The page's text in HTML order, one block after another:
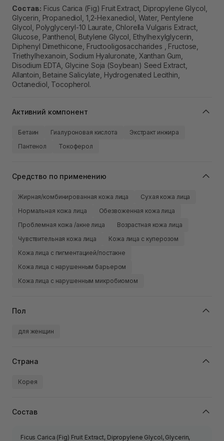
Состав: Ficus Carica (Fig) Fruit Extract, Dipropylene Glycol,
Glycerin, Propanediol, 1,2-Hexanediol, Water, Pentylene
Glycol, Polyglyceryl-10 Laurate, Chlorella Vulgaris Extract,
Glucose, Panthenol, Butylene Glycol, Ethylhexylglycerin,
Diphenyl Dimethicone, Fructooligosaccharides , Fructose,
Triethylhexanoin, Sodium Hyaluronate, Xanthan Gum,
Disodium EDTA, Glycine Soja (Soybean) Seed Extract,
Allantoin, Betaine Salicylate, Hydrogenated Lecithin,
Octanediol, Tocopherol.
Активний компонент
Бетаин Гиалуроновая кислота
Экстракт инжира
Пантенол
Токоферол
Средство по применению
Жирная/комбинированная кожа лица
Сухая кожа лица
Нормальная кожа лица
Обезвоженная кожа лица
Проблемная кожа /акне лица
Возрастная кожа лица
Чувствительная кожа лица
Кожа лица с куперозом
Кожа лица с пигментацией/постакне
Кожа лица с нарушенным барьером
Кожа лица с нарушенным микробиомом
Пол
для женщин
Страна
Корея
Состав
Ficus Carica (Fig) Fruit Extract, Dipropylene Glycol, Glycerin,